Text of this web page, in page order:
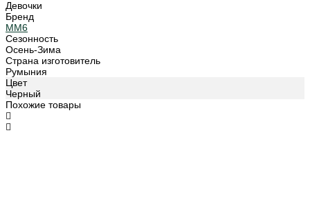
Девочки
Бренд
MM6
Сезонность
Осень-Зима
Страна изготовитель
Румыния
Цвет
Черный
Похожие товары